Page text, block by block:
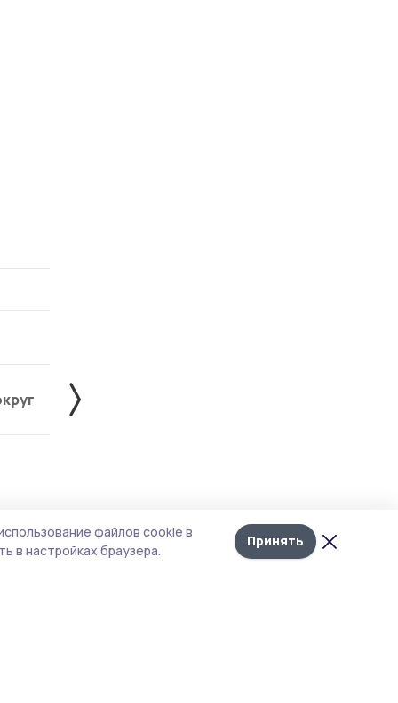
Лента
новостей
Жердевский округ
файлов cookie в
в настройках браузера.
Принять